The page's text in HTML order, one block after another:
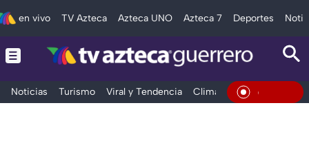
en vivo TV Azteca Azteca UNO Azteca 7 Deportes
Noticias Turismo Viral y Tendencia Clima Deportes En Vivo